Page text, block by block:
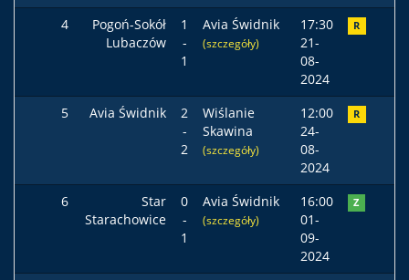
4
Pogoń-Sokół
Lubaczów
1
-
1
Avia Świdnik
(szczegóły)
17:30
21-
08-
2024
R
5 Avia Świdnik
2
-
2
Wiślanie
Skawina
(szczegóły)
12:00
24-
08-
2024
R
6
Star
Starachowice
0
-
1
Avia Świdnik
(szczegóły)
16:00
01-
09-
2024
Z